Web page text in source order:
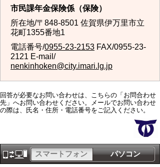
市民課年金保険係（保険）
所在地/〒848-8501 佐賀県伊万里市立
花町1355番地1
電話番号/0955-23-2153 FAX/0955-23-
2121 E-mail/
nenkinhoken@city.imari.lg.jp
回答が必要なお問い合わせは、こちらの「お問合わせ
先」へお問い合わせください。メールでお問い合わせ
の際は、氏名・住所・電話番号をご記入ください。
パソコン
スマートフォン